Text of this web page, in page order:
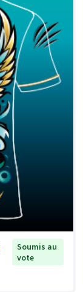
Soumis au
vote